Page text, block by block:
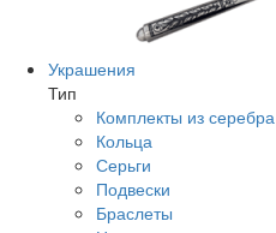
Украшения
Тип
Комплекты из серебра
Кольца
Серьги
Подвески
Браслеты